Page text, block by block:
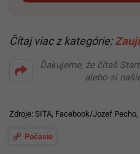
Čítaj viac z kategórie:
Ďakujeme, že čítaš
alebo si
Zdroje: SITA, Facebook/Jozef Pecho,
Počasie